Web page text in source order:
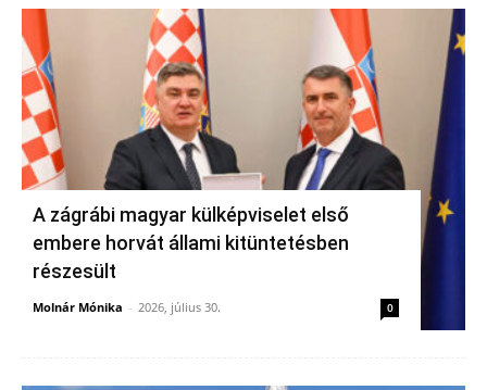
A zágrábi magyar külképviselet első
embere horvát állami kitüntetésben
részesült
Molnár Mónika - 2026, július 30. 0